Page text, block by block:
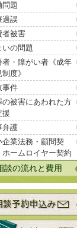
問題
過誤
者被害
いの問題
者・障がい者《成年
度》
事件
の被害にあわれた方
援
弁護
企業法務・顧問契
ホームロイヤー契約
談の流れと費用